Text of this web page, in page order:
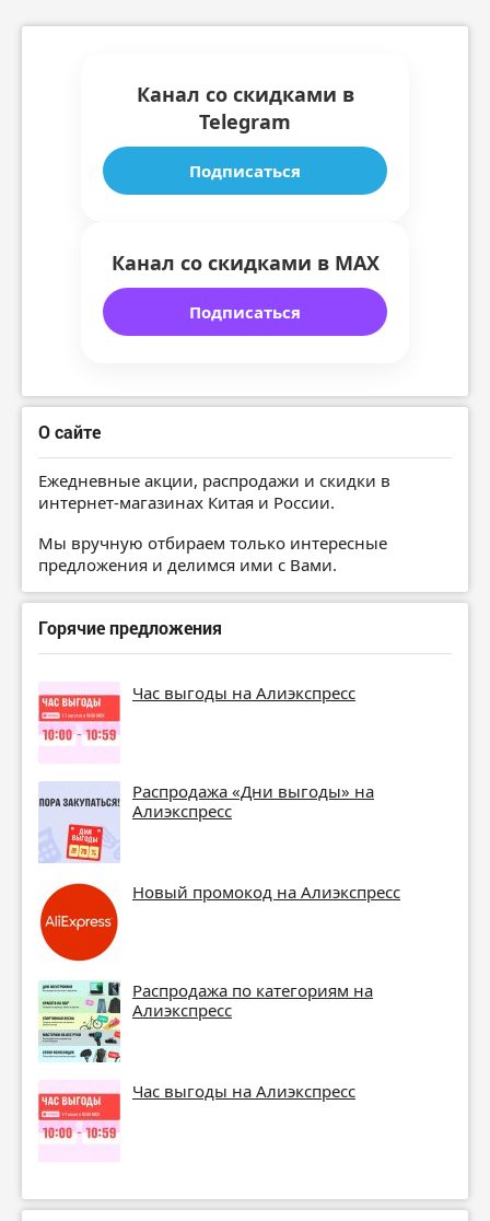
Канал со скидками в
Telegram
Подписаться
Канал со скидками в MAX
Подписаться
О сайте
Ежедневные акции, распродажи и скидки в
интернет-магазинах Китая и России.
Мы вручную отбираем только интересные
предложения и делимся ими с Вами.
Горячие предложения
Час выгоды на Алиэкспресс
Распродажа «Дни выгоды» на
Алиэкспресс
Новый промокод на Алиэкспресс
Распродажа по категориям на
Алиэкспресс
Час выгоды на Алиэкспресс